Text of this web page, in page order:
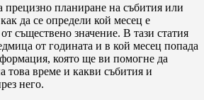
прецизно планиране на събития или
да се определи кой месец е
съществено значение. В тази статия
от годината и в кой месец попада
която ще ви помогне да
това време и какви събития и
него.